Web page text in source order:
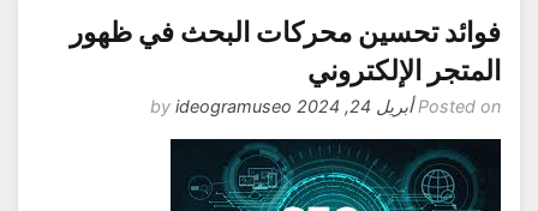
تحسين محركات البحث في ظهور
الإلكتروني
Posted أبريل 24, 2024 by
ideogramuseo